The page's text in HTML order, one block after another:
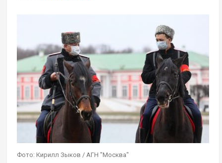
Фото: Кирилл Зыков / АГН "Москва"